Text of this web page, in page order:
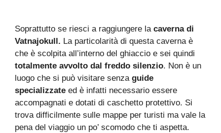
Soprattutto se riesci a raggiungere la caverna di
Vatnajokull. La particolarità di questa caverna è
che è scolpita all’interno del ghiaccio e sei quindi
totalmente avvolto dal freddo silenzio. Non è un
luogo che si può visitare senza guide
specializzate ed è infatti necessario essere
accompagnati e dotati di caschetto protettivo. Si
trova difficilmente sulle mappe per turisti ma vale la
pena del viaggio un po’ scomodo che ti aspetta.